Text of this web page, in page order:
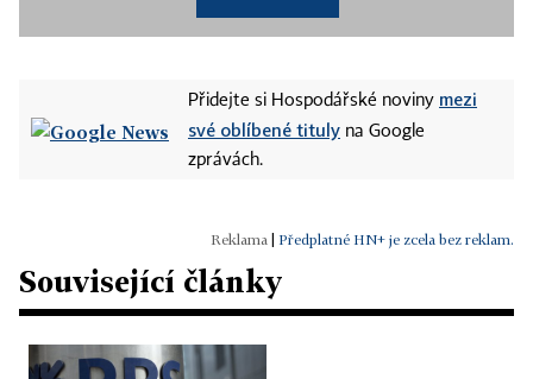
Přidejte si Hospodářské noviny mezi
své oblíbené tituly na Google
zprávách.
Předplatné HN+ je zcela bez reklam.
Související články